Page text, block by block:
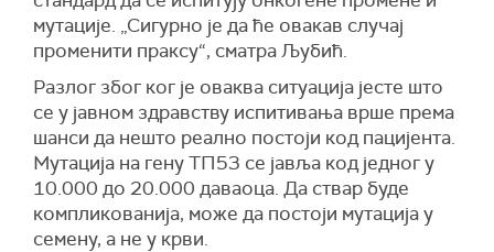
мутације. „Сигурно је да ће овакав случај
променити праксу“, сматра Љубић.
Разлог због ког је оваква ситуација јесте што
се у јавном здравству испитивања врше према
шанси да нешто реално постоји код пацијента.
Мутација на гену ТП53 се јавља код једног у
10.000 до 20.000 даваоца. Да ствар буде
компликованија, може да постоји мутација у
семену, а не у крви.